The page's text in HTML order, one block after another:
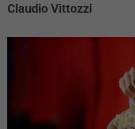
Claudio Vittozzi